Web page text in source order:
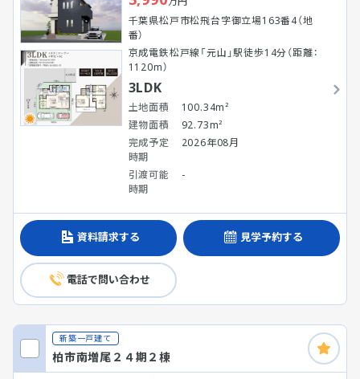
千葉県松戸市松飛台字御立場163番4（地
番）
京成電鉄松戸線「元山」駅徒歩14分（距離：
1120m）
3LDK
土地面積
100.34m²
建物面積
92.73m²
完成予定
時期
2026年08月
引渡可能
時期
-
資料請求する 見学予約する
電話で問い合わせ
新築一戸建て
柏市南増尾２４期２棟